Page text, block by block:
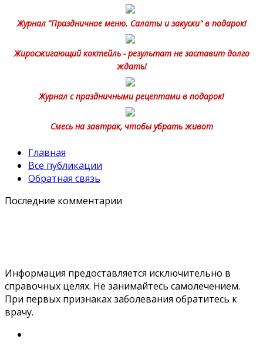
Журнал "Праздничное меню. Салаты и закуски" в подарок!
Жиросжигающий коктейль - результат не заставит долго
ждать!
Журнал с праздничными рецептами в подарок!
Смесь на завтрак, чтобы убрать живот
Главная
Все публикации
Обратная связь
Последние комментарии
Информация предоставляется исключительно в
справочных целях. Не занимайтесь самолечением.
При первых признаках заболевания обратитесь к
врачу.